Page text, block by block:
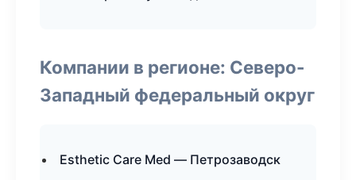
Компании в регионе: Северо-
Западный федеральный округ
Esthetic Care Med — Петрозаводск